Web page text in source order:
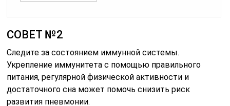
СОВЕТ №2
Следите за состоянием иммунной системы.
Укрепление иммунитета с помощью правильного
питания, регулярной физической активности и
достаточного сна может помочь снизить риск
развития пневмонии.